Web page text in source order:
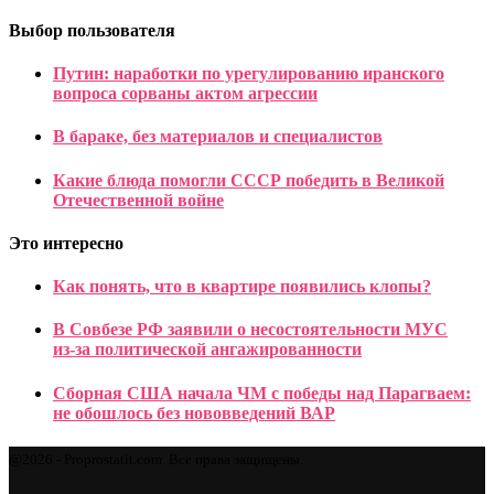
Выбор пользователя
Путин: наработки по урегулированию иранского
вопроса сорваны актом агрессии
В бараке, без материалов и специалистов
Какие блюда помогли СССР победить в Великой
Отечественной войне
Это интересно
Как понять, что в квартире появились клопы?
В Совбезе РФ заявили о несостоятельности МУС
из‑за политической ангажированности
Сборная США начала ЧМ с победы над Парагваем:
не обошлось без нововведений ВАР